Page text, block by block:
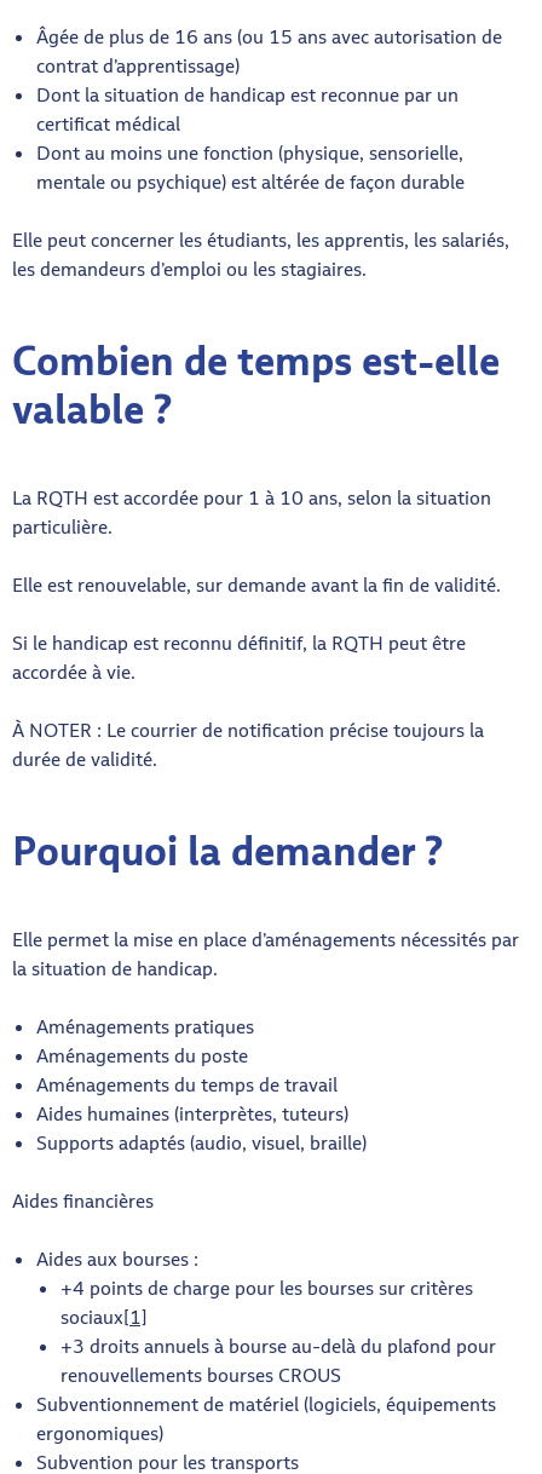
Âgée de plus de 16 ans (ou 15 ans avec autorisation de
contrat d’apprentissage)
Dont la situation de handicap est reconnue par un
certificat médical
Dont au moins une fonction (physique, sensorielle,
mentale ou psychique) est altérée de façon durable
Elle peut concerner les étudiants, les apprentis, les salariés,
les demandeurs d’emploi ou les stagiaires.
Combien de temps est-elle
valable ?
La RQTH est accordée pour 1 à 10 ans, selon la situation
particulière.
Elle est renouvelable, sur demande avant la fin de validité.
Si le handicap est reconnu définitif, la RQTH peut être
accordée à vie.
À NOTER : Le courrier de notification précise toujours la
durée de validité.
Pourquoi la demander ?
Elle permet la mise en place d’aménagements nécessités par
la situation de handicap.
Aménagements pratiques
Aménagements du poste
Aménagements du temps de travail
Aides humaines (interprètes, tuteurs)
Supports adaptés (audio, visuel, braille)
Aides financières
Aides aux bourses :
+4 points de charge pour les bourses sur critères
sociaux[1]
+3 droits annuels à bourse au-delà du plafond pour
renouvellements bourses CROUS
Subventionnement de matériel (logiciels, équipements
ergonomiques)
Subvention pour les transports